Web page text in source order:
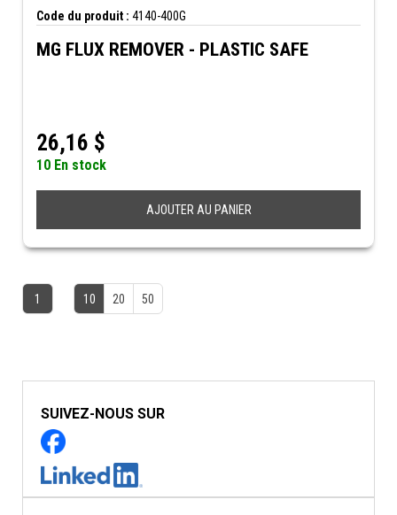
Code du produit : 4140-400G
MG FLUX REMOVER - PLASTIC SAFE
26,16 $
10 En stock
AJOUTER AU PANIER
1 10 20 50
SUIVEZ-NOUS SUR